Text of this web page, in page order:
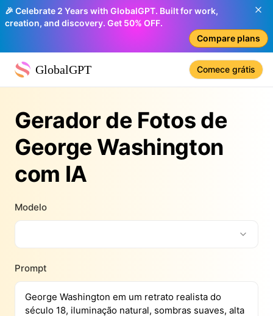
🎉 Celebrate 2 Years with GlobalGPT. Built for work,
creation, and discovery. Get 50% OFF.
Compare plans
GlobalGPT Comece grátis
Gerador de Fotos de
George Washington
com IA
Modelo
Prompt